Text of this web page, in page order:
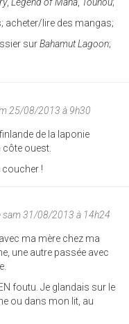
acheter/lire des mangas;
surBahamut Lagoon;
25/08/2013 à 9h30
de la laponie
ouest.
coucher !
sam 31/08/2013 à 14h24
ma mère chez ma
une autre passée avec
foutu. Je glandais sur le
ou dans mon lit, au